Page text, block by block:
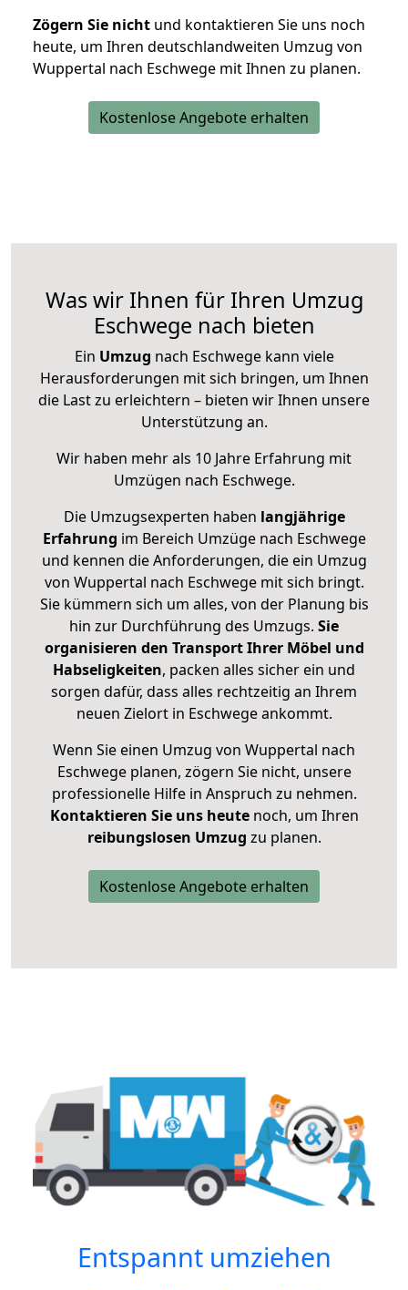
Zögern Sie nicht und kontaktieren Sie uns noch
heute, um Ihren deutschlandweiten Umzug von
Wuppertal nach Eschwege mit Ihnen zu planen.
Kostenlose Angebote erhalten
Was wir Ihnen für Ihren Umzug
Eschwege nach bieten
Ein Umzug nach Eschwege kann viele
Herausforderungen mit sich bringen, um Ihnen
die Last zu erleichtern – bieten wir Ihnen unsere
Unterstützung an.
Wir haben mehr als 10 Jahre Erfahrung mit
Umzügen nach Eschwege.
Die Umzugsexperten haben langjährige
Erfahrung im Bereich Umzüge nach Eschwege
und kennen die Anforderungen, die ein Umzug
von Wuppertal nach Eschwege mit sich bringt.
Sie kümmern sich um alles, von der Planung bis
hin zur Durchführung des Umzugs. Sie
organisieren den Transport Ihrer Möbel und
Habseligkeiten, packen alles sicher ein und
sorgen dafür, dass alles rechtzeitig an Ihrem
neuen Zielort in Eschwege ankommt.
Wenn Sie einen Umzug von Wuppertal nach
Eschwege planen, zögern Sie nicht, unsere
professionelle Hilfe in Anspruch zu nehmen.
Kontaktieren Sie uns heutenoch, um Ihren
reibungslosen Umzug zu planen.
Kostenlose Angebote erhalten
Entspannt umziehen